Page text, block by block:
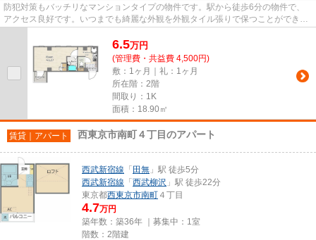
防犯対策もバッチリなマンションタイプの物件です。駅から徒歩6分の物件で、
アクセス良好です。いつまでも綺麗な外観を外観タイル張りで保つことができま
6.5万円
(管理費・共益費 4,500円)
敷：1ヶ月｜礼：1ヶ月
所在階：2階
間取り：1K
面積：18.90㎡
賃貸｜アパート 西東京市南町４丁目のアパート
西武新宿線 「 田無 」駅 徒歩5分
西武新宿線 「 西武柳沢 」駅 徒歩22分
東京都西東京市南町 ４丁目
4.7万円
築年数：築36年 ｜募集中： 1室
階数：2階建